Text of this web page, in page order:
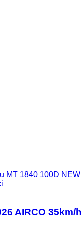
MT 1840 100D NEW
AIRCO 35km/h